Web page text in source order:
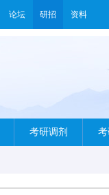
论坛 研招 资料
考研调剂